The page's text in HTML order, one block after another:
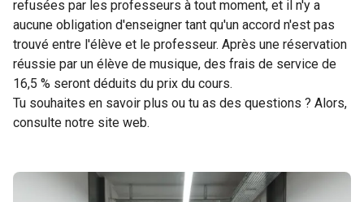
refusées par les professeurs à tout moment, et il n'y a
aucune obligation d'enseigner tant qu'un accord n'est pas
trouvé entre l'élève et le professeur. Après une réservation
réussie par un élève de musique, des frais de service de
16,5 % seront déduits du prix du cours.
Tu souhaites en savoir plus ou tu as des questions ? Alors,
consulte notre site web.